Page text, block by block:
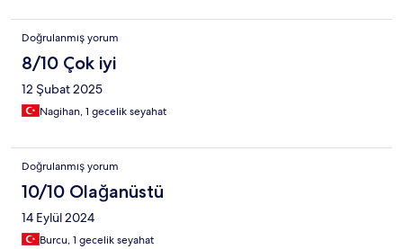
Doğrulanmış yorum
8/10 Çok iyi
12 Şubat 2025
Nagihan, 1 gecelik seyahat
Doğrulanmış yorum
10/10 Olağanüstü
14 Eylül 2024
Burcu, 1 gecelik seyahat